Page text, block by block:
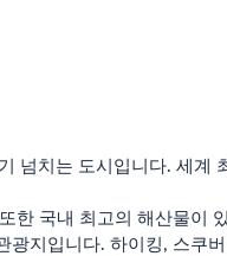
넘치는 도시입니다. 세
한 국내 최고의 해산물이
지입니다. 하이킹, 스쿠